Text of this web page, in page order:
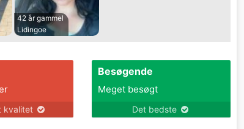
42 år gammel
Lidingoe
kvalitet
Besøgende
Meget besøgt
Det bedste